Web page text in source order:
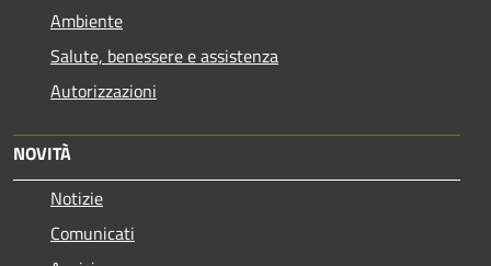
Ambiente
Salute, benessere e assistenza
Autorizzazioni
NOVITÀ
Notizie
Comunicati